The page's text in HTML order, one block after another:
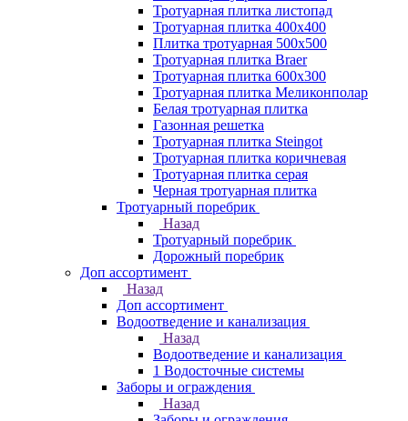
Тротуарная плитка листопад
Тротуарная плитка 400х400
Плитка тротуарная 500x500
Тротуарная плитка Braer
Тротуарная плитка 600х300
Тротуарная плитка Меликонполар
Белая тротуарная плитка
Газонная решетка
Тротуарная плитка Steingot
Тротуарная плитка коричневая
Тротуарная плитка серая
Черная тротуарная плитка
Тротуарный поребрик
Назад
Тротуарный поребрик
Дорожный поребрик
Доп ассортимент
Назад
Доп ассортимент
Водоотведение и канализация
Назад
Водоотведение и канализация
1 Водосточные системы
Заборы и ограждения
Назад